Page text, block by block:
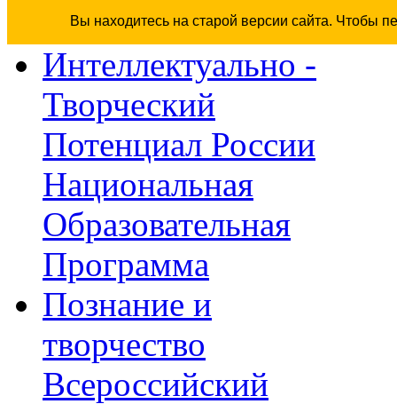
Вы находитесь на старой версии сайта. Чтобы
Интеллектуально -
Творческий
Потенциал России
Национальная
Образовательная
Программа
Познание и
творчество
Всероссийский